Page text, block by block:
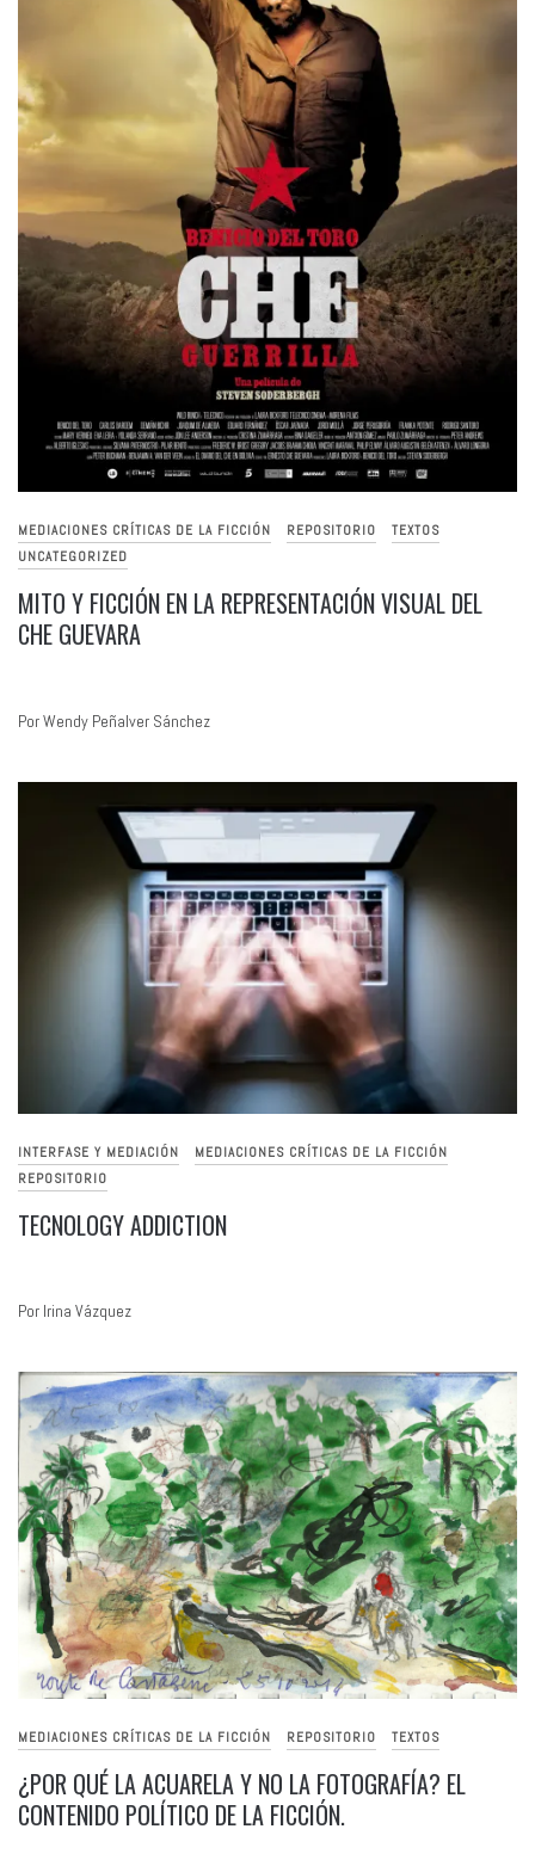
MEDIACIONES CRÍTICAS DE LA FICCIÓN REPOSITORIO
TEXTOS
UNCATEGORIZED
MITO Y FICCIÓN EN LA REPRESENTACIÓN VISUAL DEL
CHE GUEVARA
Por Wendy Peñalver Sánchez
INTERFASE Y MEDIACIÓN
MEDIACIONES CRÍTICAS DE LA FICCIÓN
REPOSITORIO
TECNOLOGY ADDICTION
Por Irina Vázquez
MEDIACIONES CRÍTICAS DE LA FICCIÓN REPOSITORIO TEXTOS
¿POR QUÉ LA ACUARELA Y NO LA FOTOGRAFÍA? EL
CONTENIDO POLÍTICO DE LA FICCIÓN.